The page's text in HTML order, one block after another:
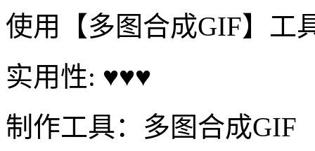
制作工具：多图合成GIF
制作难度：★
制作时间：一分钟